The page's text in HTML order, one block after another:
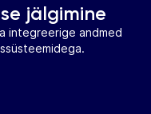
jälgimine
integreerige andmed